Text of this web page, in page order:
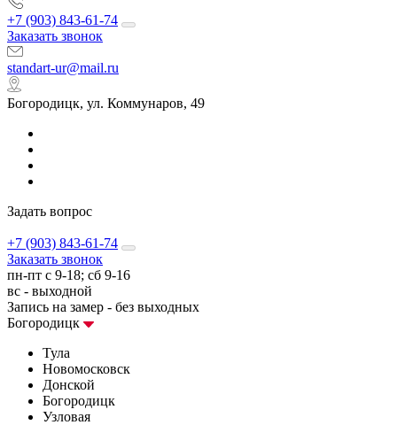
+7 (903) 843-61-74
Заказать звонок
standart-ur@mail.ru
Богородицк, ул. Коммунаров, 49
Задать вопрос
+7 (903) 843-61-74
Заказать звонок
пн-пт с 9-18; сб 9-16
вс - выходной
Запись на замер - без выходных
Богородицк
Тула
Новомосковск
Донской
Богородицк
Узловая